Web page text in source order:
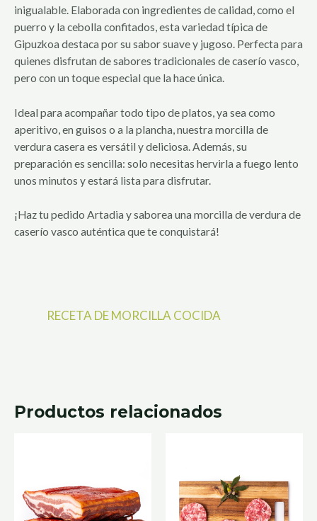
inigualable. Elaborada con ingredientes de calidad, como el
puerro y la cebolla confitados, esta variedad típica de
Gipuzkoa destaca por su sabor suave y jugoso. Perfecta para
quienes disfrutan de sabores tradicionales de caserío vasco,
pero con un toque especial que la hace única.
Ideal para acompañar todo tipo de platos, ya sea como
aperitivo, en guisos o a la plancha, nuestra morcilla de
verdura casera es versátil y deliciosa. Además, su
preparación es sencilla: solo necesitas hervirla a fuego lento
unos minutos y estará lista para disfrutar.
¡Haz tu pedido Artadia y saborea una morcilla de verdura de
caserío vasco auténtica que te conquistará!
RECETA DE MORCILLA COCIDA
Productos relacionados